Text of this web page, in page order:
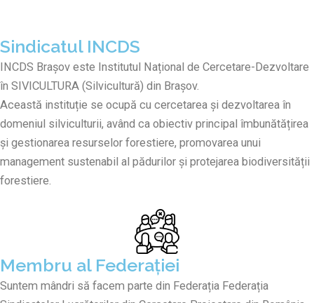
Sindicatul INCDS
INCDS Brașov este Institutul Național de Cercetare-Dezvoltare
în SIVICULTURA (Silvicultură) din Brașov.
Această instituție se ocupă cu cercetarea și dezvoltarea în
domeniul silviculturii, având ca obiectiv principal îmbunătățirea
și gestionarea resurselor forestiere, promovarea unui
management sustenabil al pădurilor și protejarea biodiversității
forestiere.
Membru al Federației
Suntem mândri să facem parte din Federația Federația